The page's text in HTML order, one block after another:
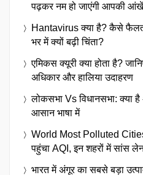
पढ़कर नम हो जाएंगी आपकी
Hantavirus क्या है? कैसे
भर में क्यों बढ़ी चिंता?
एमिकस क्यूरी क्या होता है?
अधिकार और हालिया उदाहरण
लोकसभा Vs विधानसभा: क्या है
आसान भाषा में
World Most Polluted
पहुंचा AQI, इन शहरों में सांस
भारत में अंगूर का सबसे बड़ा